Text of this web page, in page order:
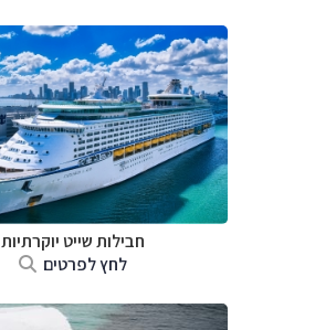
חבילות שייט יוקרתיות
לחץ לפרטים